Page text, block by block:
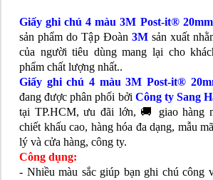
Giấy ghi chú 4 màu 3M Post-it®
sản phẩm do Tập Đoàn 3Msản xuất
của người tiêu dùng mang lại cho
phẩm chất lượng nhất..
Giấy ghi chú 4 màu 3M Post-it®
đang được phân phối bởi Công ty Sang
tại TP.HCM, ưu đãi lớn, 🚚 giao hàng
chiết khấu cao, hàng hóa đa dạng, mẫu
lý và cửa hàng, công ty.
Công dụng:
- Nhiều màu sắc giúp bạn ghi chú công